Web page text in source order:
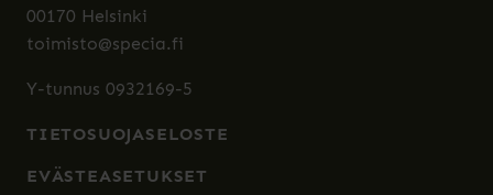
00170 Helsinki
toimisto@specia.fi
Y-tunnus 0932169-5
TIETOSUOJASELOSTE
EVÄSTEASETUKSET